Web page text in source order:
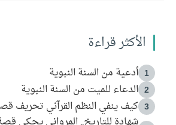
الأكثر قراءة
1 أدعية من السنة النبوية
2 الدعاء للميت من السنة النبوية
3 كيف ينفي النظم القرآني تحريف